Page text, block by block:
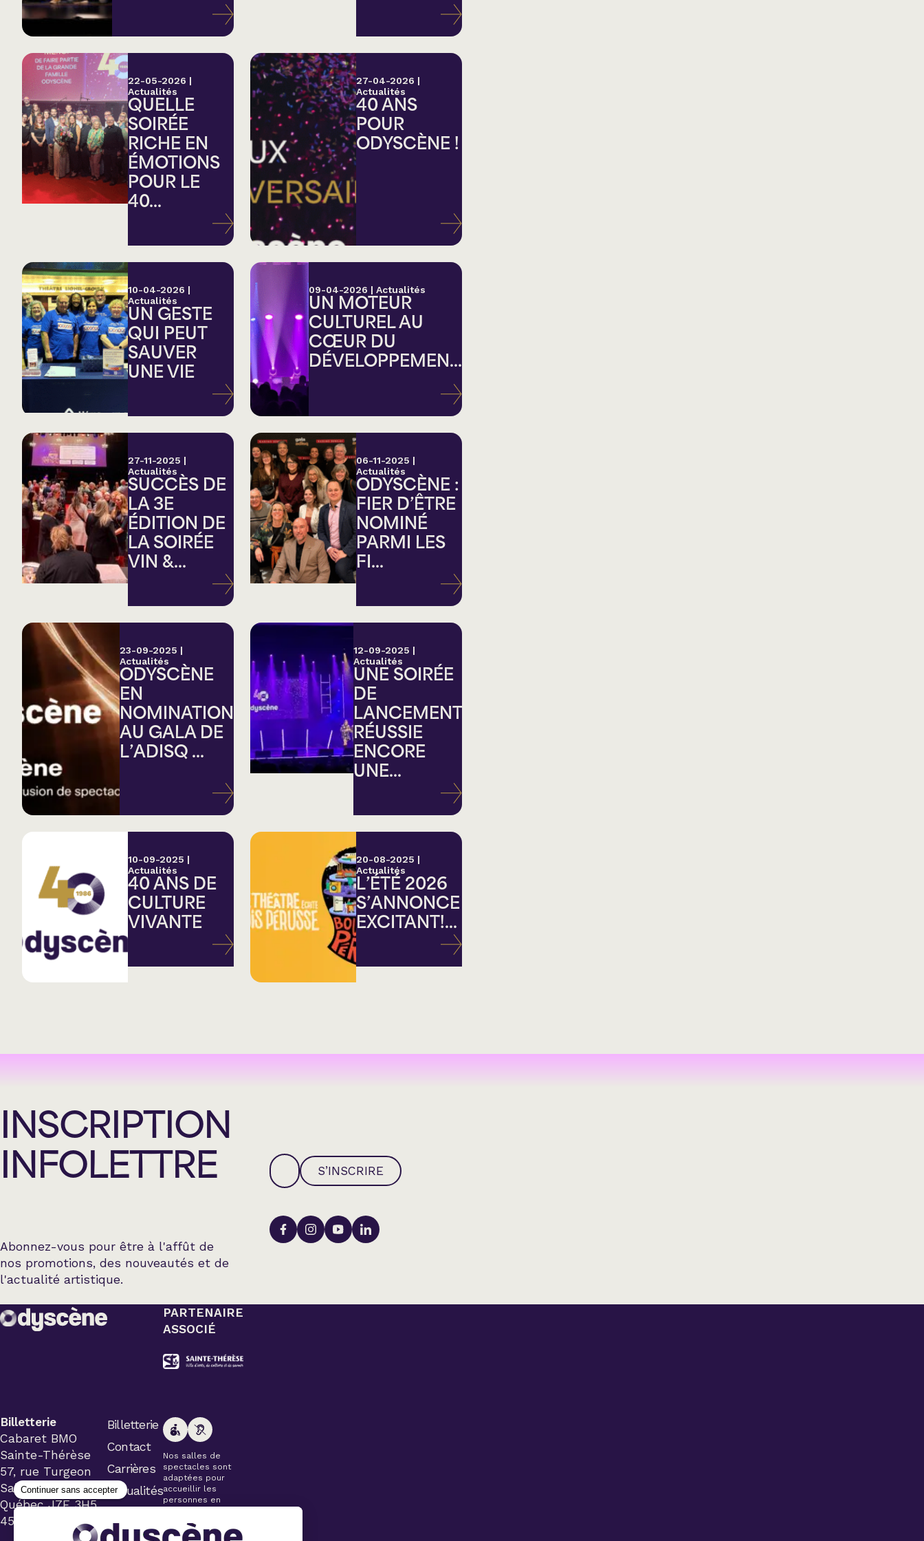
Hommage
Théâtre
Saison estivale
Apéro et perfo
Musique (Blues, folk,
traditionnelle)
Country
Famille
Spectacles en location
22-05-2026 |
Actualités
QUELLE
SOIRÉE
RICHE EN
ÉMOTIONS
POUR LE
40...
27-04-2026 |
Actualités
40 ANS
POUR
ODYSCÈNE !
10-04-2026 |
Actualités
UN GESTE
QUI PEUT
SAUVER
UNE VIE
09-04-2026 | Actualités
UN MOTEUR
CULTUREL AU
CŒUR DU
DÉVELOPPEMEN...
27-11-2025 |
Actualités
SUCCÈS DE
LA 3E
ÉDITION DE
LA SOIRÉE
VIN &...
06-11-2025 |
Actualités
ODYSCÈNE :
FIER D’ÊTRE
NOMINÉ
PARMI LES
FI...
23-09-2025 |
Actualités
ODYSCÈNE
EN
NOMINATION
AU GALA DE
L’ADISQ ...
12-09-2025 |
Actualités
UNE SOIRÉE
DE
LANCEMENT
RÉUSSIE
ENCORE
UNE...
10-09-2025 |
Actualités
40 ANS DE
CULTURE
VIVANTE
20-08-2025 |
Actualités
L’ÉTÉ 2026
S’ANNONCE
EXCITANT!...
INSCRIPTION
INFOLETTRE
Abonnez-vous pour être à l'affût de
nos promotions, des nouveautés et de
l'actualité artistique.
S’INSCRIRE
Billetterie
Cabaret BMO
Sainte-Thérèse
57, rue Turgeon
Sainte-Thérèse
Québec J7E 3H5
450 434-4006
Billetterie
Contact
Carrières
Actualités
PARTENAIRE
ASSOCIÉ
Nos salles de
spectacles sont
adaptées pour
accueillir les
personnes en
Veuillez
simplement aviser